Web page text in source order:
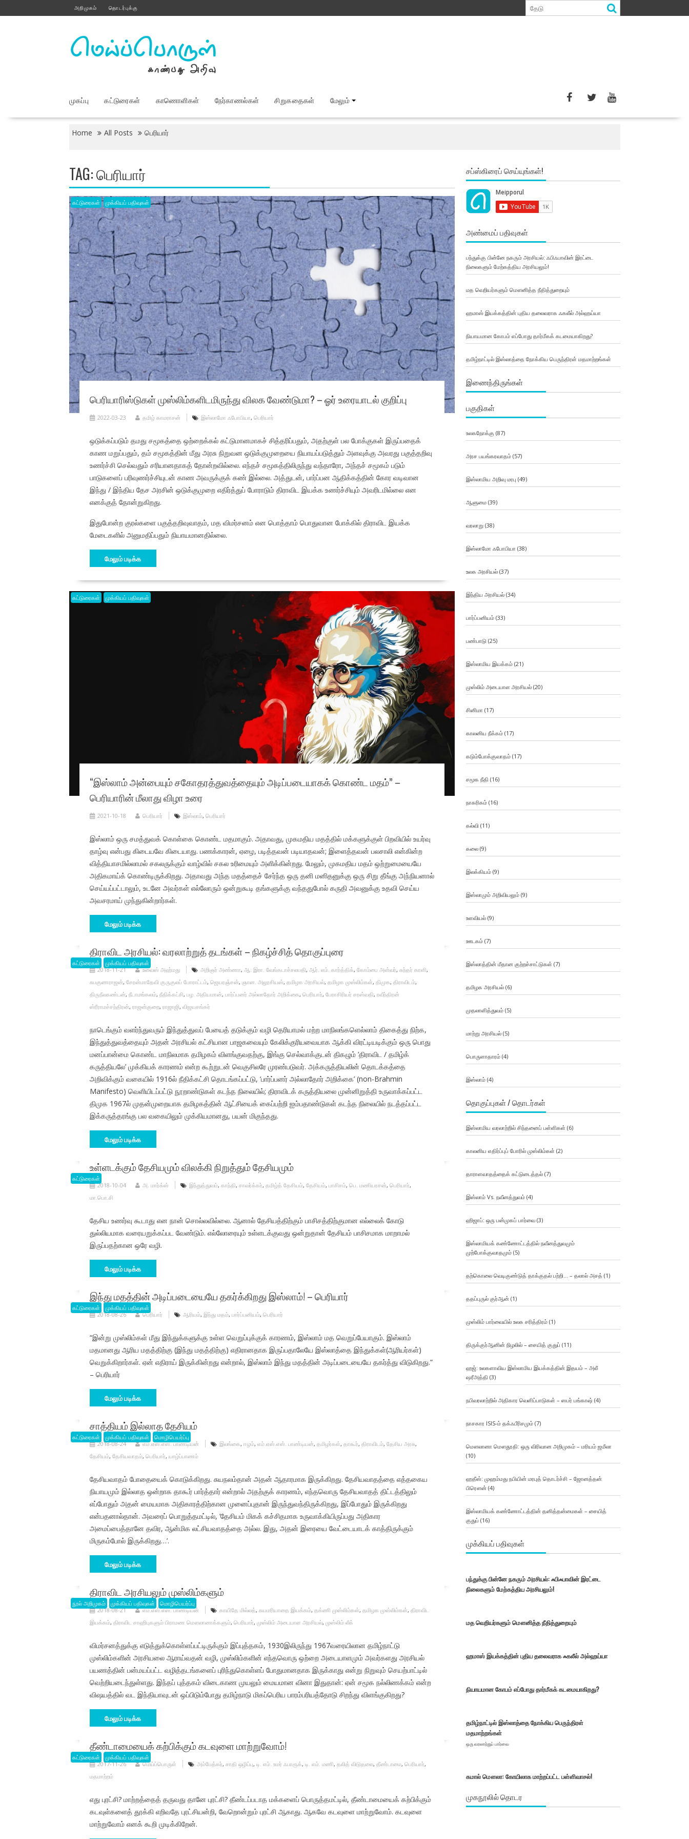
to
அறிமுகம் தொடர்புக்கு
முகப்பு கட்டுரைகள் காணொளிகள் நேர்காணல்கள் சிறுகதைகள் மேலும்
Home All Posts பெரியார்
TAG:பெரியார்
கட்டுரைகள் முக்கியப் பதிவுகள்
பெரியாரிஸ்டுகள் முஸ்லிம்களிடமிருந்து விலக வேண்டுமா? – ஓர் உரையாடல் குறிப்பு
2022-03-23 தமிழ் காமராசன் இஸ்லாமோ ஃபோபியா, பெரியார்
ஒடுக்கப்படும் தமது சமூகத்தை ஒற்றைக்கல் கட்டுமானமாகச் சித்தரிப்பதும், அதற்குள் பல போக்குகள் இருப்பதைக்
காண மறுப்பதும், தம் சமூகத்தின் மீது அரசு நிறுவன ஒடுக்குமுறையை நியாயப்படுத்தும் அளவுக்கு அவரது பகுத்தறிவு
உணர்ச்சி செல்வதும் சரியானதாகத் தோன்றவில்லை. எந்தச் சமூகத்திலிருந்து வந்தாரோ, அந்தச் சமூகம் படும்
பாடுகளைப் பரிவுணர்ச்சியுடன் காண அவருக்குக் கண் இல்லை. அத்துடன், பார்ப்பன ஆதிக்கத்தின் கோர வடிவான
இந்து / இந்திய தேச அரசின் ஒடுக்குமுறை எதிர்த்துப் போராடும் திராவிட இயக்க உணர்ச்சியும் அவரிடமில்லை என
எனக்குத் தோன்றுகிறது.
இதுபோன்ற குரல்களை பகுத்தறிவுவாதம், மத விமர்சனம் என பொத்தாம் பொதுவான போக்கில் திராவிட இயக்க
மேடைகளில் அனுமதிப்பதும் நியாயமானதில்லை.
மேலும் படிக்க
கட்டுரைகள் முக்கியப் பதிவுகள்
“இஸ்லாம் அன்பையும் சகோதரத்துவத்தையும் அடிப்படையாகக் கொண்ட மதம்” –
பெரியாரின் மீலாது விழா உரை
2021-10-18 பெரியார் இஸ்லாம், பெரியார்
இஸ்லாம் ஒரு சமத்துவக் கொள்கை கொண்ட மதமாகும். அதாவது, முகமதிய மதத்தில் மக்களுக்குள் பிறவியில் உயர்வு
தாழ்வு என்பது கிடையவே கிடையாது. பணக்காரன், ஏழை, படித்தவன் படியாதவன்; இளைத்தவன் பலசாலி என்கின்ற
வித்தியாசமில்லாமல் சகலருக்கும் வாழ்வில் சகல உரிமையும் அளிக்கின்றது. மேலும், முகமதிய மதம் ஒற்றுமையையே
அதிகமாய்க் கொண்டிருக்கிறது. அதாவது அந்த மதத்தைச் சேர்ந்த ஒரு தனி மனிதனுக்கு ஒரு சிறு தீங்கு அந்நியனால்
செய்யப்பட்டாலும், உடனே அவர்கள் எல்லோரும் ஒன்றுகூடி தங்களுக்கு வந்ததுபோல் கருதி அவனுக்கு உதவி செய்ய
அவசரமாய் முந்துகின்றார்கள்.
மேலும் படிக்க
கட்டுரைகள் முக்கியப் பதிவுகள்
திராவிட அரசியல்: வரலாற்றுத் தடங்கள் – நிகழ்ச்சித் தொகுப்புரை
2018-11-21 உவைஸ் அஹ்மது அறிஞர் அண்ணா, ஆ. இரா. வேங்கடாச்சலபதி, ஆர். எம். கார்த்திக், கோம்பை அன்வர், சுந்தர் காளி,
சுபகுணராஜன், சேரன்மாதேவி குருகுலப் போராட்டம், ஜெயரஞ்சன், ஞான. அலூசியஸ், தமிழக அரசியல், தமிழக முஸ்லிம்கள், திமுக, திராவிடம்,
திருநீலகண்டன், நீடாமங்கலம், நீதிக்கட்சி, பழ. அதியமான், பார்ப்பனர் அல்லாதோர் அறிக்கை, பெரியார், பேராசிரியர் சரஸ்வதி, ரவீந்திரன்
ஸ்ரீராமச்சந்திரன், ராஜன்குறை, ராஜாஜி, விஜயசங்கர்
நாடெங்கும் வளர்ந்துவரும் இந்துத்துவப் பேயைத் தடுக்கும் வழி தெரியாமல் மற்ற மாநிலங்களெல்லாம் திகைத்து நிற்க,
இந்துத்துவத்தையும் அதன் அரசியல் கட்சியான பாஜகவையும் கேலிக்குரியவையாக ஆக்கி விரட்டியடிக்கும் ஒரு பொது
மனப்பான்மை கொண்ட மாநிலமாக தமிழகம் விளங்குவதற்கு, இங்கு செல்வாக்குடன் திகழும் ‘திராவிட / தமிழ்க்
கருத்தியலே’ முக்கியக் காரணம் என்ற கூற்றுடன் வெகுசிலரே முரண்படுவர். அக்கருத்தியலின் தொடக்கத்தை
அறிவிக்கும் வகையில் 1916ல் நீதிக்கட்சி தொடங்கப்பட்டு, ‘பார்ப்பனர் அல்லாதோர் அறிக்கை’ (non-Brahmin
Manifesto) வெளியிடப்பட்டு நூறாண்டுகள் கடந்த நிலையில்; திராவிடக் கருத்தியலை முன்னிறுத்தி உருவாக்கப்பட்ட
திமுக 1967ல் முதன்முறையாக தமிழகத்தின் ஆட்சியைக் கைப்பற்றி ஐம்பதாண்டுகள் கடந்த நிலையில் நடத்தப்பட்ட
இக்கருத்தரங்கு பல வகையிலும் முக்கியமானது, பயன் மிகுந்தது.
மேலும் படிக்க
கட்டுரைகள்
உள்ளடக்கும் தேசியமும் விலக்கி நிறுத்தும் தேசியமும்
2018-10-04 அ. மார்க்ஸ் இந்துத்துவம், காந்தி, சாவர்க்கர், தமிழ்த் தேசியம், தேசியம், பாசிசம், பெ. மணியரசன், பெரியார்,
மா.பொ.சி
தேசிய உணர்வு கூடாது என நான் சொல்லவில்லை. ஆனால் தேசியத்திற்கும் பாசிசத்திற்குமான எல்லைக் கோடு
துல்லியமாக வரையறுக்கப்பட வேண்டும். எல்லோரையும் உள்ளடக்குவது ஒன்றுதான் தேசியம் பாசிசமாக மாறாமல்
இருப்பதற்கான ஒரே வழி.
மேலும் படிக்க
கட்டுரைகள் முக்கியப் பதிவுகள்
இந்து மதத்தின் அடிப்படையையே தகர்க்கிறது இஸ்லாம்! – பெரியார்
2018-08-26 பெரியார் ஆரியம், இந்து மதம், பார்ப்பனியம், பெரியார்
“இன்று முஸ்லிம்கள் மீது இந்துக்களுக்கு உள்ள வெறுப்புக்குக் காரணம், இஸ்லாம் மத வெறுப்பேயாகும். இஸ்லாம்
மதமானது ஆரிய மதத்திற்கு (இந்து மதத்திற்கு) எதிரானதாக இருப்பதாலேயே இஸ்லாத்தை இந்துக்கள்(ஆரியர்கள்)
வெறுக்கிறார்கள். ஏன் எதிராய் இருக்கின்றது என்றால், இஸ்லாம் இந்து மதத்தின் அடிப்படையையே தகர்த்து விடுகிறது.”
– பெரியார்
மேலும் படிக்க
கட்டுரைகள் முக்கியப் பதிவுகள் மொழிபெயர்ப்பு
சாத்தியம் இல்லாத தேசியம்
2018-08-24 எம்.எஸ்.எஸ். பாண்டியன் இலங்கை, ஈழம், எம்.எஸ்.எஸ். பாண்டியன், தமிழர்கள், தாகூர், திராவிடம், தேசிய அரசு,
தேசியம், தேசியவாதம், பெரியார், யாழ்ப்பாணம்
தேசியவாதம் போதையைக் கொடுக்கிறது. சுயநலம்தான் அதன் ஆதாரமாக இருக்கிறது. தேசியவாதத்தை எத்தகைய
நியாயமும் இல்லாத ஒன்றாக தாகூர் பார்த்தார் என்றால் அதற்குக் காரணம், எந்தவொரு தேசியவாதத் திட்டத்திலும்
எப்போதும் அதன் மையமாக அதிகாரத்திற்கான முனைப்புதான் இருந்துவந்திருக்கிறது, இப்போதும் இருக்கிறது
என்பதனால்தான். அவரைப் பொறுத்தமட்டில், ‘தேசியம் மிகக் கச்சிதமாக உருவாக்கியிருப்பது அதிகார
அமைப்பைத்தானே தவிர, ஆன்மிக லட்சியவாதத்தை அல்ல. இது, அதன் இரையை வேட்டையாடக் காத்திருக்கும்
மிருகம்போல் இருக்கிறது…’.
மேலும் படிக்க
நூல் அறிமுகம் முக்கியப் பதிவுகள் மொழிபெயர்ப்பு
திராவிட அரசியலும் முஸ்லிம்களும்
2018-08-21 எம்.எஸ்.எஸ். பாண்டியன் காயிதே மில்லத், சுயமரியாதை இயக்கம், தக்ணி முஸ்லிம்கள், தமிழக முஸ்லிம்கள், திராவிட
இயக்கம், திராவிட சாஹிபுகளும் பிராமண மௌலானாக்களும், பெரியார், முஸ்லிம் அடையாள அரசியல், முஸ்லிம் லீக்
விமர்சனத்துக்கு எடுத்துக்கொள்ளப்பட்டிருக்கும் இப்புத்தகம், 1930இலிருந்து 1967வரையிலான தமிழ்நாட்டு
முஸ்லிம்களின் அரசியலை ஆராய்வதன் வழி, முஸ்லிம்களின் எந்தவொரு ஒற்றை அடையாளமும் அவர்களது அரசியல்
பயணத்தின் பன்மயப்பட்ட வழித்தடங்களைப் புரிந்துகொள்ளப் போதுமானதாக இருக்காது என்று நிறுவும் செயற்பாட்டில்
வெற்றியடைந்துள்ளது. இந்தப் புத்தகம் விடைகாண முயலும் மையமான வினா இதுதான்: ஏன் சமூக நல்லிணக்கம் என்ற
விஷயத்தில் வட இந்தியாவுடன் ஒப்பிடும்போது தமிழ்நாடு மிகப்பெரிய பாரம்பரியத்தோடு சிறந்து விளங்குகிறது?
மேலும் படிக்க
கட்டுரைகள் முக்கியப் பதிவுகள்
தீண்டாமையைக் கற்பிக்கும் கடவுளை மாற்றுவோம்!
2017-11-26 மெய்ப்பொருள் அம்பேத்கர், சாதி ஒழிப்பு, டி. எம். உமர் ஃபாரூக், டி. எம். மணி, தலித் விடுதலை, தீண்டாமை, பெரியார்,
மதமாற்றம்
எது புரட்சி? மாற்றத்தைத் தருவது தானே புரட்சி? தீண்டப்படாத மக்களைப் பொருத்தமட்டில், தீண்டாமையைக் கற்பிக்கும்
கடவுள்களைத் தூக்கி எறிவதே புரட்சியன்றி, வேறொன்றும் புரட்சி ஆகாது. ஆகவே கடவுளை மாற்றுவோம். கடவுளை
மாற்றுவோம் எனக் கூறி முடிக்கிறேன்.
சப்ஸ்கிரைப் செய்யுங்கள்!
அண்மைப் பதிவுகள்
பந்துக்கு பின்னே நகரும் அரசியல்: ஃபிஃபாவின் இரட்டை
நிலைகளும் மேற்கத்திய அரசியலும்!
மத வெறியர்களும் மௌனித்த நீதித்துறையும்
ஹமாஸ் இயக்கத்தின் புதிய தலைவராக ஃகலீல் அல்ஹய்யா
நியாயமான கோபம் எப்போது தார்மீகக் கடமையாகிறது?
தமிழ்நாட்டில் இஸ்லாத்தை நோக்கிய பெருந்திரள் மதமாற்றங்கள்
இணைந்திருங்கள்
பகுதிகள்
உலகநோக்கு (87)
அரச பயங்கரவாதம்(57)
இஸ்லாமிய அறிவு மரபு (49)
ஆளுமை(39)
வரலாறு(38)
இஸ்லாமோ ஃபோபியா (38)
உலக அரசியல்(37)
இந்திய அரசியல்(34)
பார்ப்பனியம்(33)
பண்பாடு(25)
இஸ்லாமிய இயக்கம்(21)
முஸ்லிம் அடையாள அரசியல்(20)
சினிமா (17)
காலனிய நீக்கம்(17)
கடும்போக்குவாதம்(17)
சமூக நீதி (16)
நாகரிகம்(16)
கல்வி (11)
கலை(9)
இலக்கியம்(9)
இஸ்லாமும் அறிவியலும்(9)
உளவியல்(9)
ஊடகம்(7)
இஸ்லாத்தின் மீதான குற்றச்சாட்டுகள் (7)
தமிழக அரசியல்(6)
முதலாளித்துவம்(5)
மாற்று அரசியல்(5)
பொருளாதாரம்(4)
இஸ்லாம்(4)
தொகுப்புகள் / தொடர்கள்
இஸ்லாமிய வரலாற்றில் சிந்தனைப் பள்ளிகள் (6)
காலனிய எதிர்ப்புப் போரில் முஸ்லிம்கள் (2)
தாராளவாதத்தைக் கட்டுடைத்தல்(7)
இஸ்லாம் Vs. நவீனத்துவம்(4)
ஹிஜாப்: ஒரு பன்முகப் பார்வை(3)
இஸ்லாமியக் கண்ணோட்டத்தில் நவீனத்துவமும்
முற்போக்குவாதமும்(5)
தற்கொலை வெடிகுண்டுத் தாக்குதல் பற்றி… – தலால் அசத் (1)
ததப்புருல் குர்ஆன் (1)
முஸ்லிம் பார்வையில் உலக சரித்திரம்(1)
திருக்குர்ஆனின் நிழலில் – சையித் குதுப் (11)
ஹஜ்: உலகளாவிய இஸ்லாமிய இயக்கத்தின் இதயம் – அலீ
ஷரீஅத்தி (3)
நபிவரலாற்றில் அதிகார வெளிப்பாடுகள் – ஸபர் பங்காஷ் (4)
நாசகார ISIS-ம் தக்ஃபீரிசமும்(7)
மௌலானா மௌதூதி: ஒரு விரிவான அறிமுகம் – மரியம் ஜமீலா
(10)
ஹதீஸ்: முஹம்மது நபியின் மரபுத் தொடர்ச்சி – ஜோனத்தன்
பிரௌன் (4)
இஸ்லாமியக் கண்ணோட்டத்தின் தனித்தன்மைகள் – சையித்
குதுப் (16)
முக்கியப் பதிவுகள்
பந்துக்கு பின்னே நகரும் அரசியல்: ஃபிஃபாவின் இரட்டை
நிலைகளும் மேற்கத்திய அரசியலும்!
மத வெறியர்களும் மௌனித்த நீதித்துறையும்
ஹமாஸ் இயக்கத்தின் புதிய தலைவராக ஃகலீல் அல்ஹய்யா
நியாயமான கோபம் எப்போது தார்மீகக் கடமையாகிறது?
தமிழ்நாட்டில் இஸ்லாத்தை நோக்கிய பெருந்திரள்
மதமாற்றங்கள்
ஒரு வரலாற்றுப் பார்வை
கமால் மௌலா: கோயிலாக மாற்றப்பட்ட பள்ளிவாசல்!
முகநூலில் தொடர